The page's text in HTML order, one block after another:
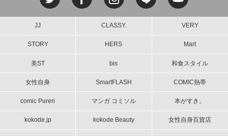
JJ CLASSY. VERY
STORY HERS Mart
美ST bis 和食スタイル
女性自身 SmartFLASH COMIC熱帯
comic Pureri マンガ コミソル 本がすき。
kokode.jp kokode Beauty 女性自身百貨店